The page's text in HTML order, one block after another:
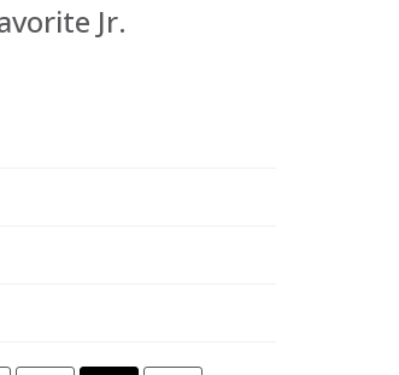
Jr.